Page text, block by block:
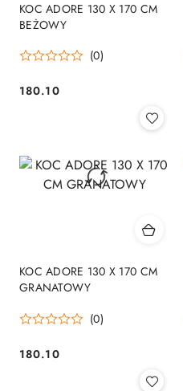
KOC ADORE 130 X 170 CM
BEŻOWY
(0)
Cena:
180.10
KOC ADORE 130 X 170 CM
GRANATOWY
(0)
Cena:
180.10